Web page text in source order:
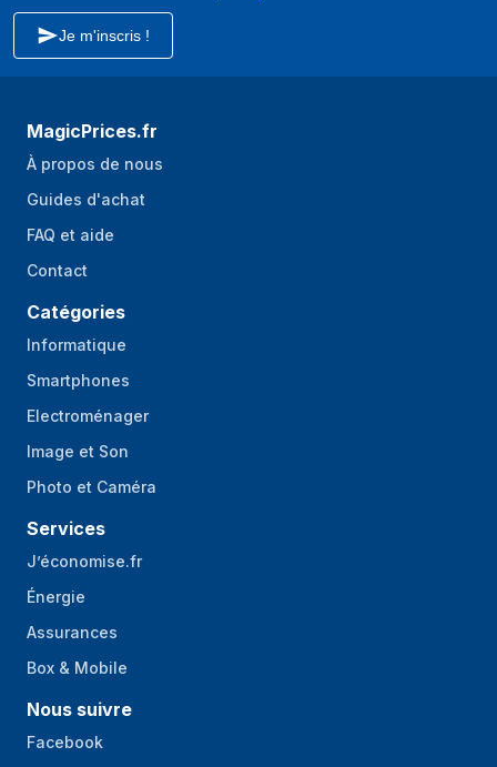
Système de format
Diffusion vidéo
Réduction du bruit
réduction de bruit
Type de contrôle
de gain
Ajustement de la
Défilement et miroir
Masquage des
personnelles
Compensation de
luminosité
Compensation de
surbrillance (HLC)
IR intelligent
Audio
Je m'inscris !
MagicPrices.fr
À propos de nous
Guides d'achat
FAQ et aide
Contact
Catégories
Informatique
Smartphones
Electroménager
Image et Son
Photo et Caméra
Services
J’économise.fr
Énergie
Assurances
Box & Mobile
Nous suivre
Facebook